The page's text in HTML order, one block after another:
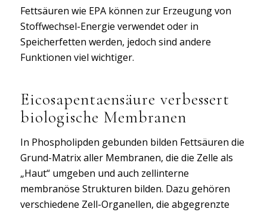
Fettsäuren wie EPA können zur Erzeugung von
Stoffwechsel-Energie verwendet oder in
Speicherfetten werden, jedoch sind andere
Funktionen viel wichtiger.
Eicosapentaensäure verbessert
biologische Membranen
In Phospholipden gebunden bilden Fettsäuren die
Grund-Matrix aller Membranen, die die Zelle als
„Haut“ umgeben und auch zellinterne
membranöse Strukturen bilden. Dazu gehören
verschiedene Zell-Organellen, die abgegrenzte